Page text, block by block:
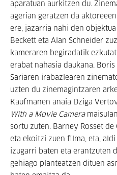
aparatuan aurkitzen du.
agerian geratzen da
ere, jazarria nahi den
Beckett eta Alan Schneider
kameraren begiradatik
erabat nahasia daukana.
Sariaren irabazlearen
uzten du zinemagintzaren
Kaufmanen anaia Dziga
With a Movie Camera
sortu zuten. Barney Rosset
eta ekoitzi zuen filma, eta,
izugarri baten eta erantzuten
gehiago planteatzen dituen